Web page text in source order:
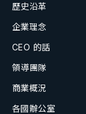
歷史沿革
企業理念
CEO 的話
領導團隊
商業概況
各國辦公室